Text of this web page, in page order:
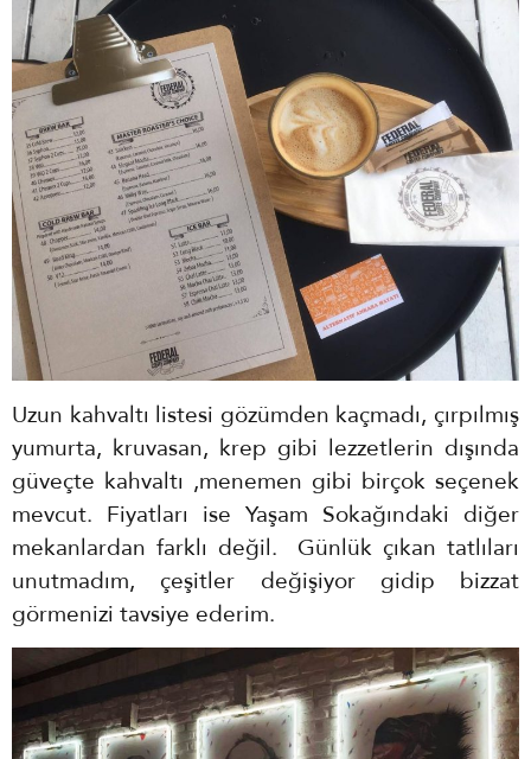
Uzun kahvaltı listesi gözümden kaçmadı, çırpılmış
yumurta, kruvasan, krep gibi lezzetlerin dışında
güveçte kahvaltı ,menemen gibi birçok seçenek
mevcut. Fiyatları ise Yaşam Sokağındaki diğer
mekanlardan farklı değil. Günlük çıkan tatlıları
unutmadım, çeşitler değişiyor gidip bizzat
görmenizi tavsiye ederim.